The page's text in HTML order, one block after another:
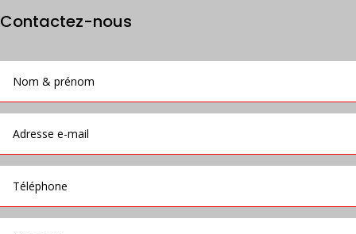
Contactez-nous